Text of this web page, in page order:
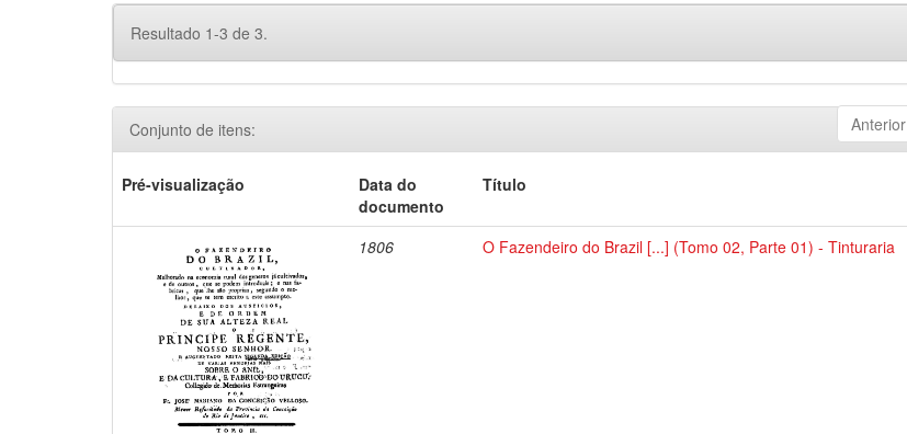
Resultado 1-3 de 3.
Anterior
Conjunto de itens:
Pré-visualização
Data do
documento
Título
1806 O Fazendeiro do Brazil [...] (Tomo 02, Parte 01) - Tinturaria